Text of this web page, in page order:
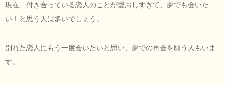
現在、付き合っている恋人のことが愛おしすぎて、夢でも会いた
い！と思う人は多いでしょう。
別れた恋人にもう一度会いたいと思い、夢での再会を願う人もいま
す。